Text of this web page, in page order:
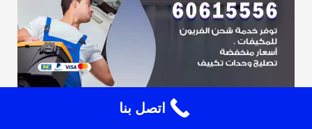
اتصل بنا